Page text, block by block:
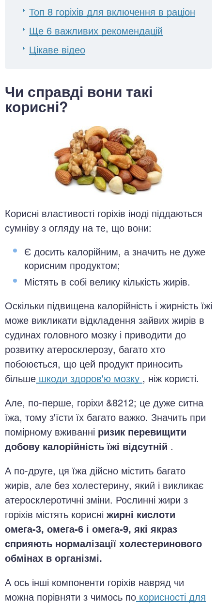
Топ 8 горіхів для включення в раціон
Ще 6 важливих рекомендацій
Цікаве відео
Чи справді вони такі
корисні?
Корисні властивості горіхів іноді піддаються
сумніву з огляду на те, що вони:
Є досить калорійним, а значить не дуже
корисним продуктом;
Містять в собі велику кількість жирів.
Оскільки підвищена калорійність і жирність їжі
може викликати відкладення зайвих жирів в
судинах головного мозку і приводити до
розвитку атеросклерозу, багато хто
побоюється, що цей продукт приносить
більше шкоди здоров'ю мозку , ніж користі.
Але, по-перше, горіхи &8212; це дуже ситна
їжа, тому з'їсти їх багато важко. Значить при
помірному вживанні ризик перевищити
добову калорійність їжі відсутній .
А по-друге, ця їжа дійсно містить багато
жирів, але без холестерину, який і викликає
атеросклеротичні зміни. Рослинні жири з
горіхів містять корисні жирні кислоти
омега-3, омега-6 і омега-9, які якраз
сприяють нормалізації холестеринового
обмінах в організмі.
А ось інші компоненти горіхів навряд чи
можна порівняти з чимось по корисності для